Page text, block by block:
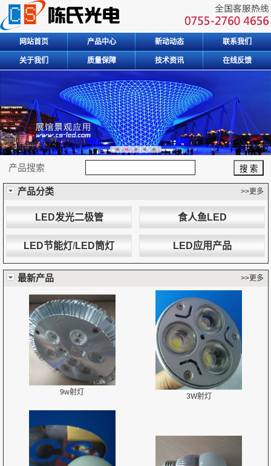
网站首页 产品中心 新动动态 联系我们
关于我们 质量保障 技术资讯 在线反馈
产品搜索
产品分类 >>更多
LED发光二极管 食人鱼LED
LED节能灯/LED筒灯 LED应用产品
最新产品 >>更多
9w射灯 3W射灯